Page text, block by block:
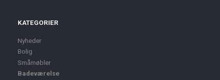
KATEGORIER
Nyheder
Bolig
Småmøbler
Badeværelse